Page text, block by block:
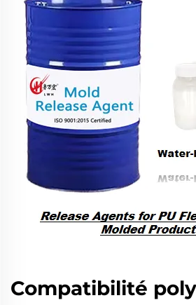
Compatibilité